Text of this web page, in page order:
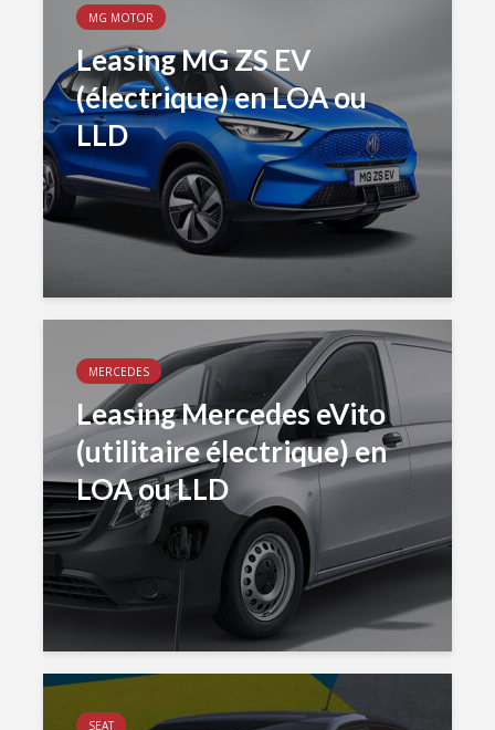
MG MOTOR
Leasing MG ZS EV
(électrique) en LOA ou
LLD
MERCEDES
Leasing Mercedes eVito
(utilitaire électrique) en
LOA ou LLD
SEAT